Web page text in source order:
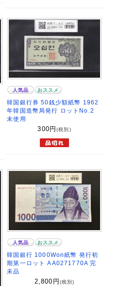
人気品 おススメ
韓国銀行券 50銭少額紙幣 1962
年韓国造幣局発行 ロットNo.2
未使用
300 円(税別)
人気品 おススメ
韓国銀行 1000Won紙幣 発行初
期第一ロット AA0271770A 完
未品
2,800 円 (税別)